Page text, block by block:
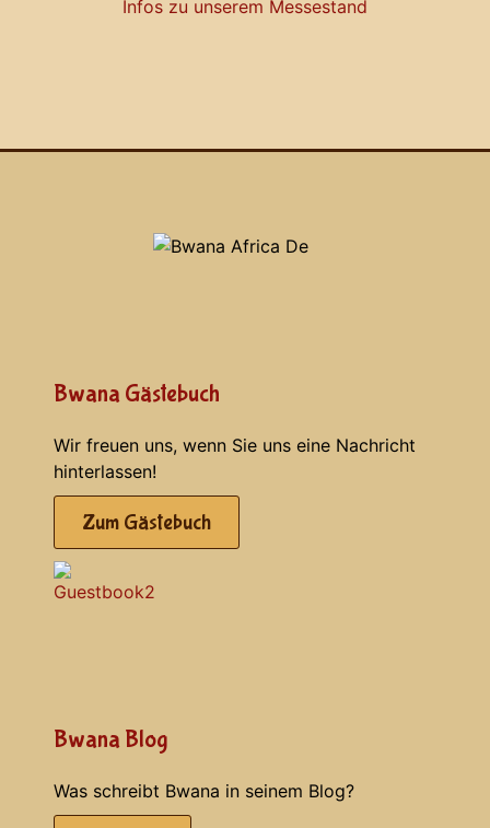
Infos zu unserem Messestand
Bwana Gästebuch
Wir freuen uns, wenn Sie uns eine Nachricht
hinterlassen!
Zum Gästebuch
Bwana Blog
Was schreibt Bwana in seinem Blog?